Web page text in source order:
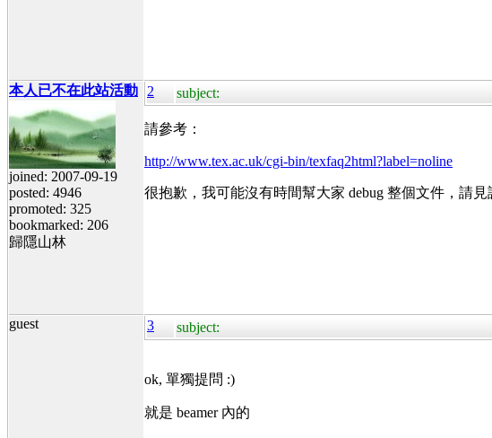
本人已不在此站活動
joined: 2007-09-19
posted: 4946
promoted: 325
bookmarked: 206
歸隱山林
2 subject:
請參考：
http://www.tex.ac.uk/cgi-bin/texfaq2html?label=noline
很抱歉，我可能沒有時間幫大家 debug 整個文件，請
guest 3 subject:
ok, 單獨提問 :)
就是 beamer 內的